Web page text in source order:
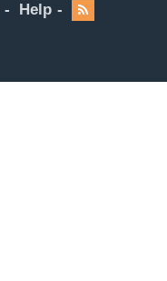
Help